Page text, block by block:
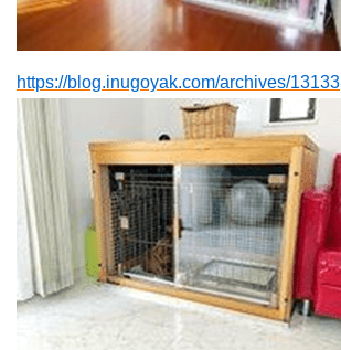
https://blog.inugoyak.com/archives/13133